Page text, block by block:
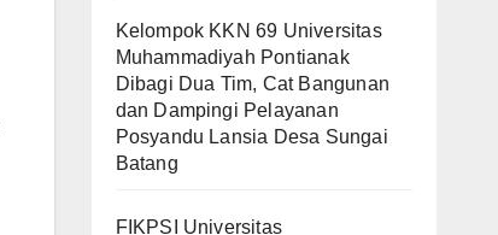
Kelompok KKN 69 Universitas
Muhammadiyah Pontianak
Dibagi Dua Tim, Cat Bangunan
dan Dampingi Pelayanan
Posyandu Lansia Desa Sungai
Batang
FIKPSI Universitas